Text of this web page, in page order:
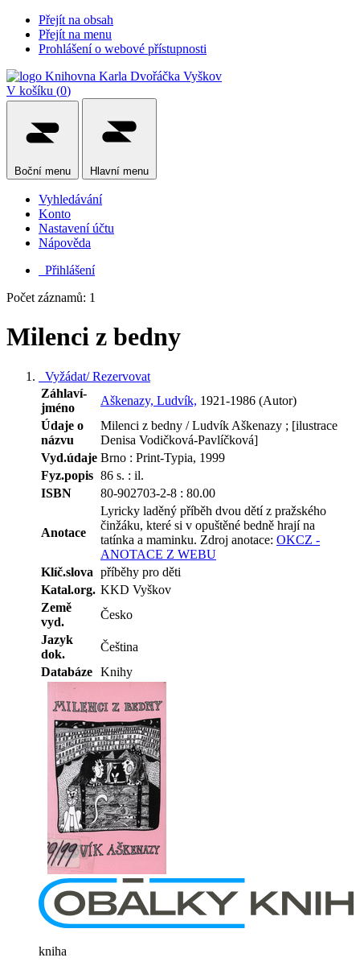
Přejít na obsah
Přejít na menu
Prohlášení o webové přístupnosti
V košíku (0)
Boční menu Hlavní menu
Vyhledávání
Konto
Nastavení účtu
Nápověda
Přihlášení
Počet záznamů: 1
Milenci z bedny
Vyžádat/ Rezervovat
Záhlaví-
jméno
Aškenazy, Ludvík, 1921-1986 (Autor)
Údaje o
názvu
Milenci z bedny / Ludvík Aškenazy ; [ilustrace
Denisa Vodičková-Pavlíčková]
Vyd.údaje Brno : Print-Typia, 1999
Fyz.popis 86 s. : il.
ISBN
80-902703-2-8 : 80.00
Anotace
Lyricky laděný příběh dvou dětí z pražského
činžáku, které si v opuštěné bedně hrají na
tatínka a maminku. Zdroj anotace: OKCZ -
ANOTACE Z WEBU
Klíč.slova příběhy pro děti
Katal.org. KKD Vyškov
Země
vyd.
Česko
Jazyk
dok.
Čeština
Databáze Knihy
kniha